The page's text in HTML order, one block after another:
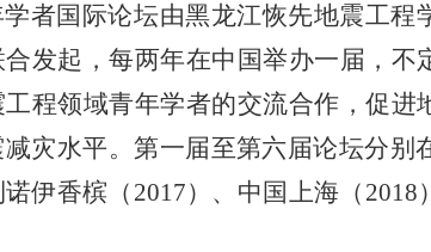
者国际论坛由黑龙江恢先地震工程
发起，每两年在中国举办一届，不
程领域青年学者的交流合作，促进
灾水平。第一届至第六届论坛分别
伊香槟（2017）、中国上海（